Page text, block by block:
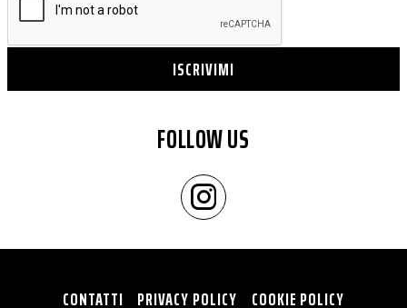
ISCRIVIMI
FOLLOW US
CONTATTI PRIVACY POLICY COOKIE POLICY